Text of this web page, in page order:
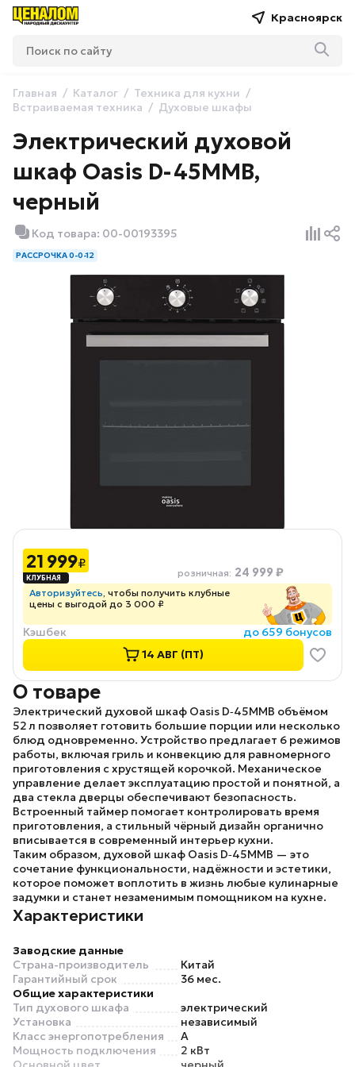
Красноярск
Главная Каталог
Техника для кухни
Встраиваемая техника
Духовые шкафы
Электрический духовой
шкаф Oasis D-45MMB,
черный
Код товара: 00-00193395
РАССРОЧКА 0-0-12
21 999₽
розничная: 24 999 ₽
Авторизуйтесь, чтобы получить клубные
цены с выгодой до 3 000 ₽
Кэшбек
до 659 бонусов
14 АВГ (ПТ)
О товаре
Электрический духовой шкаф Oasis D‑45MMB объёмом
52 л позволяет готовить большие порции или несколько
блюд одновременно. Устройство предлагает 6 режимов
работы, включая гриль и конвекцию для равномерного
приготовления с хрустящей корочкой. Механическое
управление делает эксплуатацию простой и понятной, а
два стекла дверцы обеспечивают безопасность.
Встроенный таймер помогает контролировать время
приготовления, а стильный чёрный дизайн органично
вписывается в современный интерьер кухни.
Таким образом, духовой шкаф Oasis D‑45MMB — это
сочетание функциональности, надёжности и эстетики,
которое поможет воплотить в жизнь любые кулинарные
задумки и станет незаменимым помощником на кухне.
Характеристики
Заводские данные
Страна-производитель
Китай
Гарантийный срок
36 мес.
Общие характеристики
Тип духового шкафа
электрический
Установка
независимый
Класс энергопотребления
A
Мощность подключения
2 кВт